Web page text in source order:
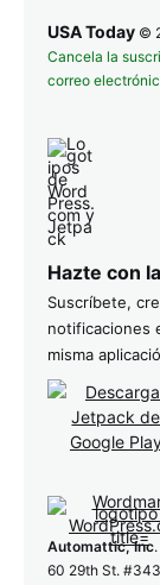
USA Today ©
Cancela la
correo
Hazte con
Suscríbete,
notificaciones
misma
Automattic, Inc.
60 29th St.